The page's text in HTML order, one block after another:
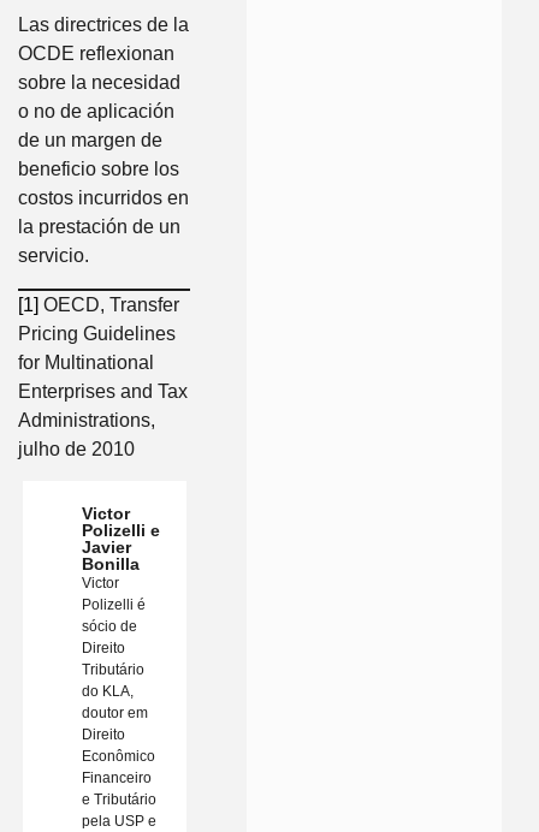
Las directrices de la
OCDE reflexionan
sobre la necesidad
o no de aplicación
de un margen de
beneficio sobre los
costos incurridos en
la prestación de un
servicio.
[1] OECD, Transfer
Pricing Guidelines
for Multinational
Enterprises and Tax
Administrations,
julho de 2010
Victor
Polizelli e
Javier
Bonilla
Victor
Polizelli é
sócio de
Direito
Tributário
do KLA,
doutor em
Direito
Econômico
Financeiro
e Tributário
pela USP e